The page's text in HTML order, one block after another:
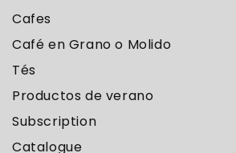
Cafes
Café en Grano o Molido
Tés
Productos de verano
Subscription
Catalogue